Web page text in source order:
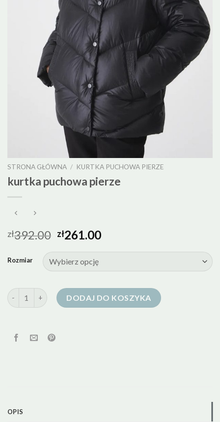
STRONA GŁÓWNA / KURTKA PUCHOWA PIERZE
kurtka puchowa pierze
zł392.00 zł261.00
Rozmiar
ilość kurtka puchowa pierzeDODAJ DO KOSZYKA
OPIS